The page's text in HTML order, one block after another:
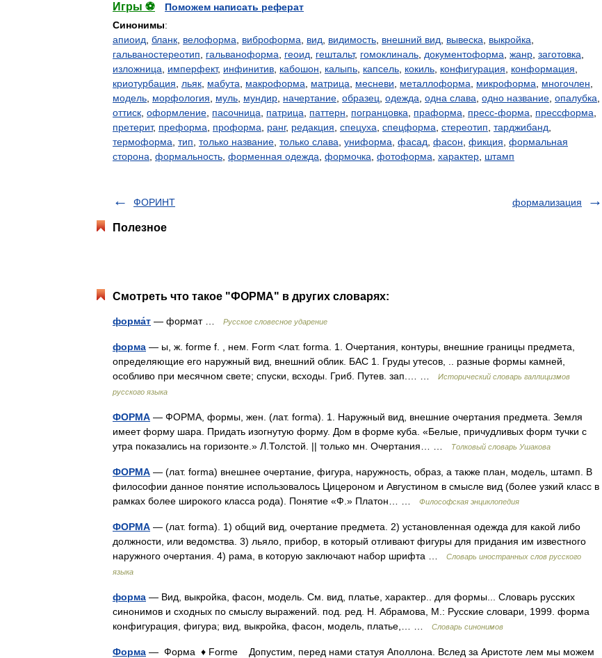
Игры ⚽
Поможем написать реферат
Синонимы:
апиоид бланк велоформа виброформа вид видимость внешний вид вывеска выкройка
гальваностереотип
гальваноформа геоид гештальт, гомоклиналь документоформа жанр заготовка
изложница
имперфект, инфинитив кабошон калыпь капсель кокиль конфигурация конформация
криотурбация
льяк мабута макроформа матрица месневи металлоформа микроформа многочлен
модель морфология муль мундир начертание образец одежда одна слава одно название опалубка
оттиск оформление пасочница патрица паттерн погранцовка праформа пресс-форма прессформа
претерит, преформа проформа ранг, редакция спецуха спецформа стереотип тарджибанд
термоформа тип только название только слава униформа фасад фасон фикция формальная
сторона формальность форменная одежда формочка фотоформа характер штамп
ФОРИНТ формализация
Полезное
Смотреть что такое "ФОРМА" в других словарях:
форма́т — формат … Русское словесное ударение
форма — ы, ж. forme f. , нем. Form <лат. forma. 1. Очертания, контуры, внешние границы предмета,
определяющие его наружный вид, внешний облик. БАС 1. Груды утесов, .. разные формы камней,
особливо при месячном свете; спуски, всходы. Гриб. Путев. зап.… …
Исторический словарь галлицизмов
русского языка
ФОРМА — ФОРМА, формы, жен. (лат. forma). 1. Наружный вид, внешние очертания предмета. Земля
имеет форму шара. Придать изогнутую форму. Дом в форме куба. «Белые, причудливых форм тучки с
утра показались на горизонте.» Л.Толстой. || только мн. Очертания… …
Толковый словарь Ушакова
ФОРМА — (лат. forma) внешнее очертание, фигура, наружность, образ, а также план, модель, штамп. В
философии данное понятие использовалось Цицероном и Августином в смысле вид (более узкий класс в
рамках более широкого класса рода). Понятие «Ф.» Платон… …
Философская энциклопедия
ФОРМА — (лат. forma). 1) общий вид, очертание предмета. 2) установленная одежда для какой либо
должности, или ведомства. 3) льяло, прибор, в который отливают фигуры для придания им известного
наружного очертания. 4) рама, в которую заключают набор шрифта …
Словарь иностранных слов русского
языка
форма — Вид, выкройка, фасон, модель. См. вид, платье, характер.. для формы... Словарь русских
синонимов и сходных по смыслу выражений. под. ред. Н. Абрамова, М.: Русские словари, 1999. форма
конфигурация, фигура; вид, выкройка, фасон, модель, платье,… …
Словарь синонимов
Форма — Форма ♦ Forme Допустим, перед нами статуя Аполлона. Вслед за Аристоте лем мы можем